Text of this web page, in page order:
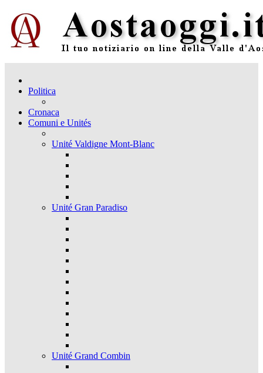
Politica
Cronaca
Comuni e Unités
Unité Valdigne Mont-Blanc
Unité Gran Paradiso
Unité Grand Combin